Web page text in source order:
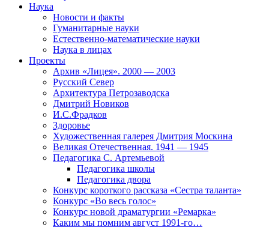
Наука
Новости и факты
Гуманитарные науки
Естественно-математические науки
Наука в лицах
Проекты
Архив «Лицея». 2000 — 2003
Русский Север
Архитектура Петрозаводска
Дмитрий Новиков
И.С.Фрадков
Здоровье
Художественная галерея Дмитрия Москина
Великая Отечественная. 1941 — 1945
Педагогика С. Артемьевой
Педагогика школы
Педагогика двора
Конкурс короткого рассказа «Сестра таланта»
Конкурс «Во весь голос»
Конкурс новой драматургии «Ремарка»
Каким мы помним август 1991-го…